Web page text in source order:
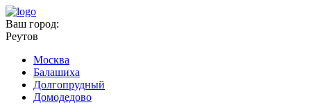
Ваш город:
Реутов
Москва
Балашиха
Долгопрудный
Домодедово